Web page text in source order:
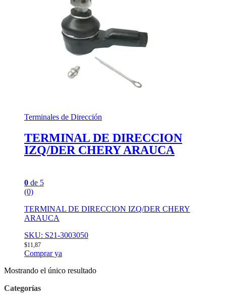
Terminales de Dirección
TERMINAL DE DIRECCION
IZQ/DER CHERY ARAUCA
0 de 5
(0)
TERMINAL DE DIRECCION IZQ/DER CHERY
ARAUCA
SKU: S21-3003050
$11,87
Comprar ya
Mostrando el único resultado
Categorías